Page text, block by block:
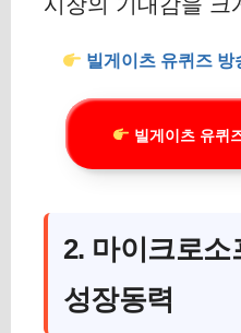
빌게이츠 유퀴즈
빌게이츠 유퀴
2. 마이크로
성장동력